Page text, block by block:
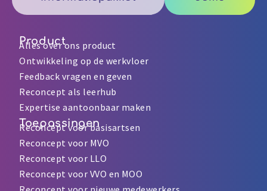
Product
Alles over ons product
Ontwikkeling op de werkvloer
Feedback vragen en geven
Reconcept als leerhub
Expertise aantoonbaar maken
Toepassingen
Reconcept voor basisartsen
Reconcept voor MVO
Reconcept voor LLO
Reconcept voor VVO en MOO